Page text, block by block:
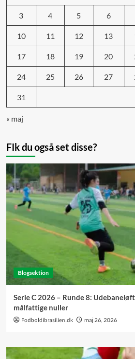
3 4 5 6
10 11 12 13
17 18 19 20
24 25 26 27
31
« maj
FIk du også set disse?
Blogsektion
Serie C 2026 – Runde 8:
målfattige nuller
Fodboldibrasilien.dk maj 26, 2026